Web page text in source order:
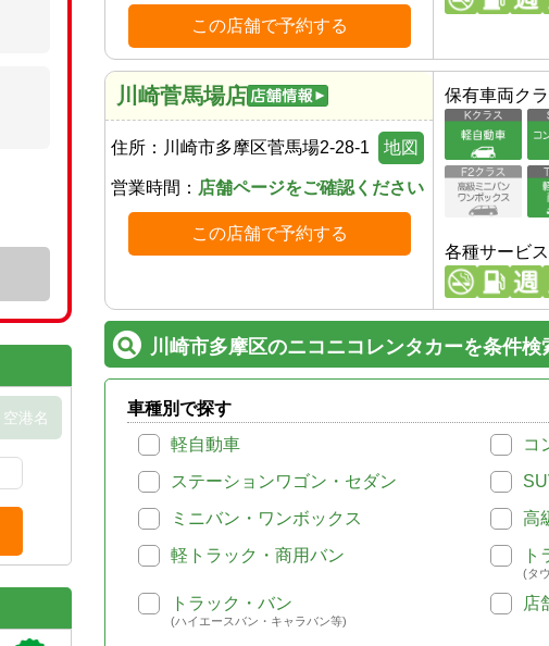
この店舗で予約する
川崎菅馬場店
住所： 川崎市多摩区菅馬場2-28-1 地図
営業時間： 店舗ページをご確認ください
この店舗で予約する
保有車両ク
各種サービス
川崎市多摩区のニコニコレンタカーを条件検
車種別で探す
軽自動車
コ
ステーションワゴン・セダン
ミニバン・ワンボックス
高
軽トラック・商用バン
ト
(タ
トラック・バン
(ハイエースバン・キャラバン等)
店
空港名